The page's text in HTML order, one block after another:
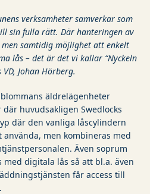
verksamheter samverkar som
sin fulla rätt. Där hanteringen av
samtidig möjlighet att enkelt
lås – det är det vi kallar “Nyckeln
Johan Hörberg.
äldrelägenheter
huvudsakligen Swedlocks
där den vanliga låscylindern
men kombineras med
Även soprum
digitala lås så att bl.a. även
får access till